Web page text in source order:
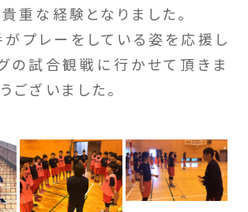
重な経験となりました。
プレーをしている姿を応援し
の試合観戦に行かせて頂きま
ございました。